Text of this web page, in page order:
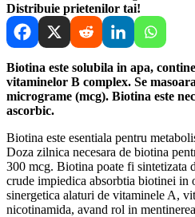
Distribuie prietenilor tai!
Biotina este solubila in apa,
vitaminelor B complex. Se
micrograme (mcg). Biotina este
ascorbic.
Biotina este esentiala pentru
Doza zilnica necesara de biotina
300 mcg. Biotina poate fi sintetizata
crude impiedica absorbtia biotinei in
sinergetica alaturi de vitaminele A,
nicotinamida, avand rol in